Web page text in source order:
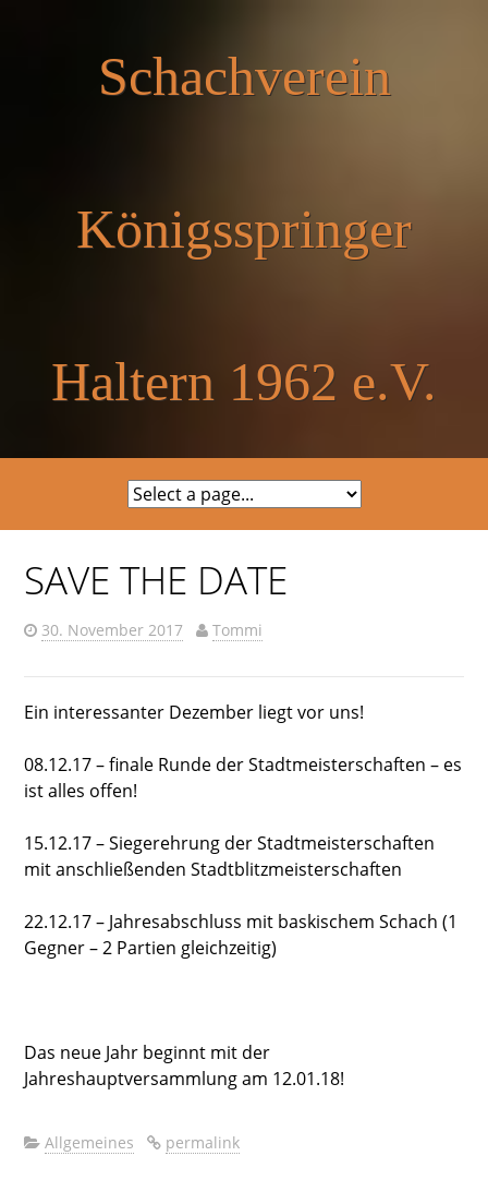
Schachverein
Königsspringer
Haltern 1962 e.V.
SAVE THE DATE
30. November 2017 Tommi
Ein interessanter Dezember liegt vor uns!
08.12.17 – finale Runde der Stadtmeisterschaften – es
ist alles offen!
15.12.17 – Siegerehrung der Stadtmeisterschaften
mit anschließenden Stadtblitzmeisterschaften
22.12.17 – Jahresabschluss mit baskischem Schach (1
Gegner – 2 Partien gleichzeitig)
Das neue Jahr beginnt mit der
Jahreshauptversammlung am 12.01.18!
Allgemeines permalink